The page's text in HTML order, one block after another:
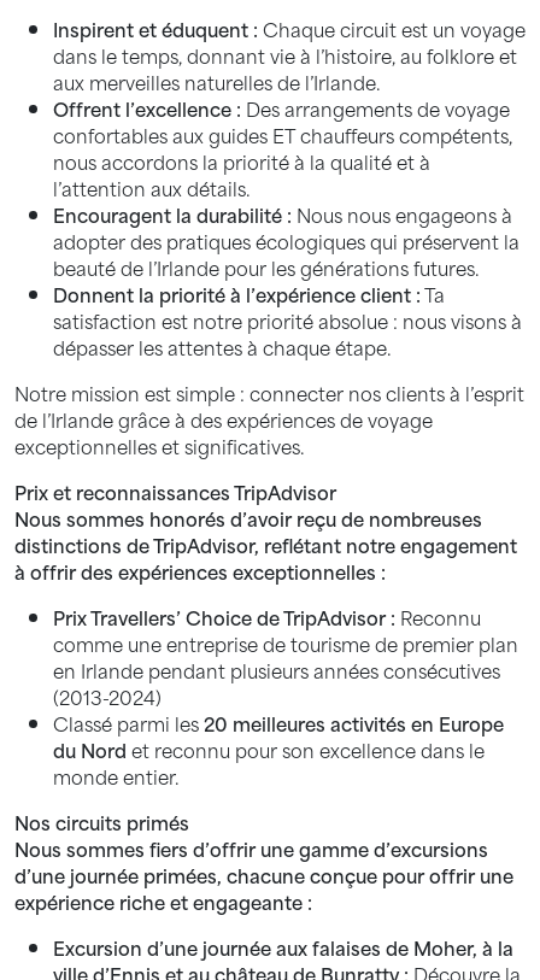
Inspirent et éduquent : Chaque circuit est un voyage
dans le temps, donnant vie à l’histoire, au folklore et
aux merveilles naturelles de l’Irlande.
Offrent l’excellence : Des arrangements de voyage
confortables aux guides ET chauffeurs compétents,
nous accordons la priorité à la qualité et à
l’attention aux détails.
Encouragent la durabilité : Nous nous engageons à
adopter des pratiques écologiques qui préservent la
beauté de l’Irlande pour les générations futures.
Donnent la priorité à l’expérience client :Ta
satisfaction est notre priorité absolue : nous visons à
dépasser les attentes à chaque étape.
Notre mission est simple : connecter nos clients à l’esprit
de l’Irlande grâce à des expériences de voyage
exceptionnelles et significatives.
Prix et reconnaissances TripAdvisor
Nous sommes honorés d’avoir reçu de nombreuses
distinctions de TripAdvisor, reflétant notre engagement
à offrir des expériences exceptionnelles :
Prix Travellers’ Choice de TripAdvisor : Reconnu
comme une entreprise de tourisme de premier plan
en Irlande pendant plusieurs années consécutives
(2013-2024)
Classé parmi les20 meilleures activités en Europe
du Nord et reconnu pour son excellence dans le
monde entier.
Nos circuits primés
Nous sommes fiers d’offrir une gamme d’excursions
d’une journée primées, chacune conçue pour offrir une
expérience riche et engageante :
Excursion d’une journée aux falaises de Moher, à la
ville d’Ennis et au château de Bunratty : Découvre la